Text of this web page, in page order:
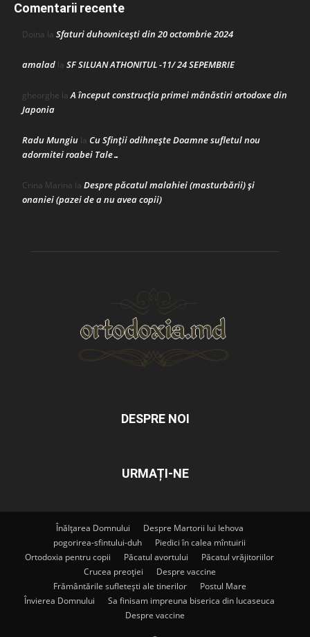
Comentarii recente
Doina la Sfaturi duhovnicești din 20 octombrie 2024
amalad la SF SILUAN ATHONITUL -11/ 24 SEPEMBRIE
gheorghe laA început construcţia primei mănăstiri ortodoxe din
Japonia
Radu Mungiu la Cu Sfinții odihnește Doamne sufletul nou
adormitei roabei Tale…
Crina Marina la Despre păcatul malahiei (masturbării) şi
onaniei (pazei de a nu avea copii)
DESPRE NOI
URMAȚI-NE
Înălțarea Domnului
Despre Martorii lui Iehova
pogorirea-sfintului-duh
Piedici în calea mîntuirii
Ortodoxia pentru copii
Păcatul avortului
Păcatul vrăjitoriilor
Crucea preoției
Despre vaccine
Frământările sufletești ale tinerilor
Postul Mare
Învierea Domnului
Sa finisam impreuna biserica din lucaseuca
Despre vaccine